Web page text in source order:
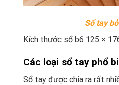
Sổ tay
Kích thước sổ b6 125 ×
Các loại sổ tay phổ
Sổ tay được chia ra rất